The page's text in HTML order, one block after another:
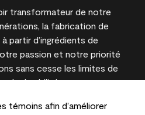
témoins afin d’améliorer
transformateur de notre
la fabrication de
partir d’ingrédients de
passion et notre priorité
sans cesse les limites de
la durabilité pour